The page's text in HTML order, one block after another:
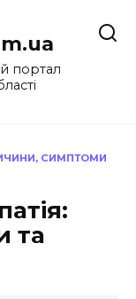
портал
СИМПТОМИ
та